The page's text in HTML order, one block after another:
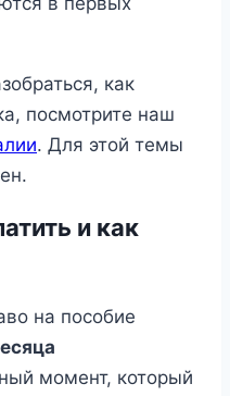
как
посмотрите наш
. Для этой темы
и как
на пособие
момент, который